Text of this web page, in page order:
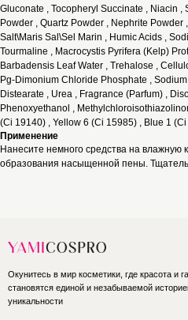
Gluconate , Tocopheryl Succinate , Niacin ,
Powder , Quartz Powder , Nephrite
Salt\Maris Sal\Sel Marin , Humic Acids ,
Tourmaline , Macrocystis Pyrifera (Kelp)
Barbadensis Leaf Water , Trehalose ,
Pg-Dimonium Chloride Phosphate ,
Distearate , Urea , Fragrance (Parfum) ,
Phenoxyethanol ,
(Ci 19140) , Yellow 6 (Ci 15985) , Blue 1
Применение
Нанесите немного средства на
образования насыщенной пены.
Окунитесь в мир косметики, где красота и
становятся единой и незабываемой
уникальности